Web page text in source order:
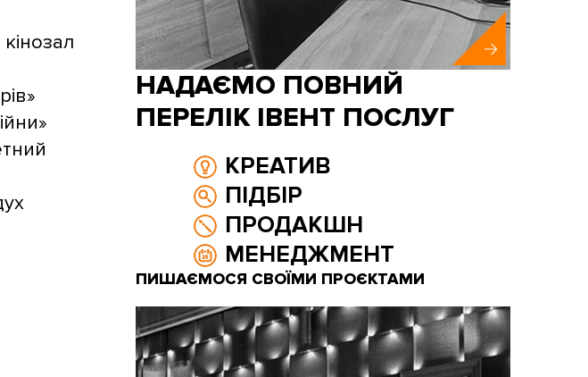
НАДАЄМО ПОВНИЙ
ПЕРЕЛІК ІВЕНТ ПОСЛУГ
КРЕАТИВ
ПІДБІР
ПРОДАКШН
МЕНЕДЖМЕНТ
ПИШАЄМОСЯ СВОЇМИ ПРОЄКТАМИ